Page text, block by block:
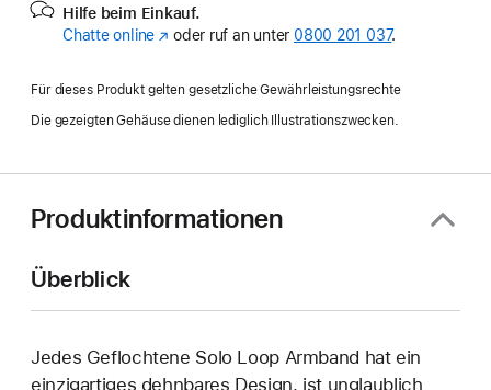
Hilfe beim Einkauf.
Chatte online (Öffnet
Fenster)
oder ruf an unter 0800 201 037.
Für dieses Produkt gelten gesetzliche Gewährleistungsrechte
Die gezeigten Gehäuse dienen lediglich Illustrationszwecken.
Produktinformationen
Überblick
Jedes Geflochtene Solo Loop Armband hat ein
einzig­artiges dehn­bares Design, ist unglaublich